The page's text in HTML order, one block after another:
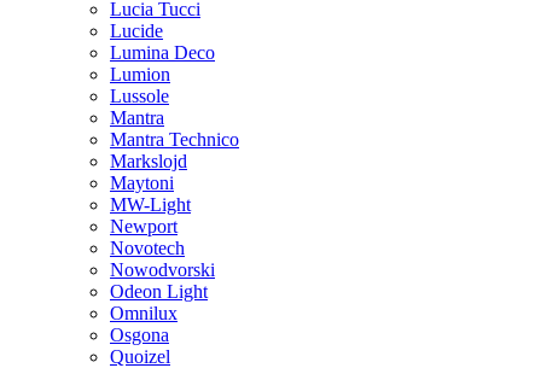
Lucia Tucci
Lucide
Lumina Deco
Lumion
Lussole
Mantra
Mantra Technico
Markslojd
Maytoni
MW-Light
Newport
Novotech
Nowodvorski
Odeon Light
Omnilux
Osgona
Quoizel